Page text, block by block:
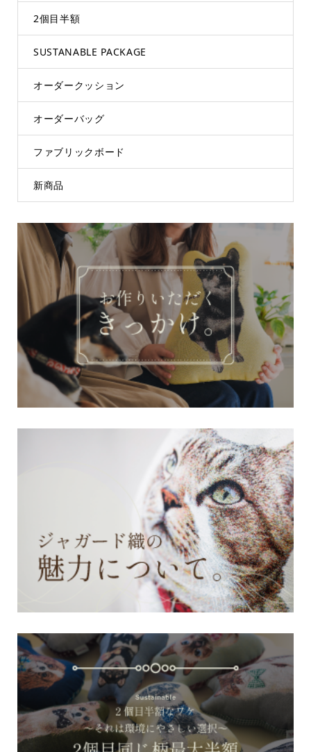
2個目半額
SUSTANABLE PACKAGE
オーダークッション
オーダーバッグ
ファブリックボード
新商品